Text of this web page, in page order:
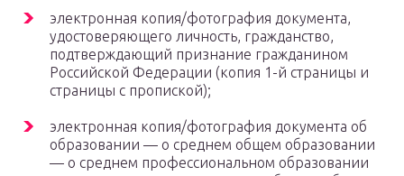
электронная копия/фотография документа,
удостоверяющего личность, гражданство,
подтверждающий признание гражданином
Российской Федерации (копия 1-й страницы и
страницы с пропиской);
электронная копия/фотография документа об
образовании — о среднем общем образовании
— о среднем профессиональном образовании